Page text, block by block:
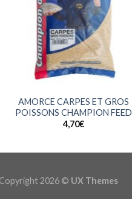
AMORCE CARPES ET GROS
POISSONS CHAMPION FEED
4,70€
Copyright 2026 © UX Themes